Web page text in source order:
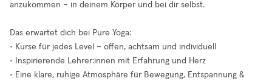
anzukommen – in deinem Körper und bei dir selbst.
Das erwartet dich bei Pure Yoga:
• Kurse für jedes Level – offen, achtsam und individuell
• Inspirierende Lehrer:innen mit Erfahrung und Herz
• Eine klare, ruhige Atmosphäre für Bewegung, Entspannung &